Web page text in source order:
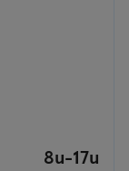
8u-17u